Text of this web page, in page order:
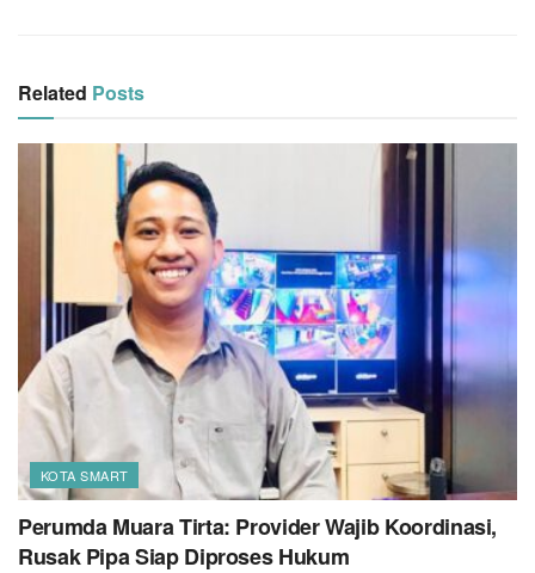
Related Posts
KOTA SMART
Perumda Muara Tirta: Provider Wajib Koordinasi,
Rusak Pipa Siap Diproses Hukum